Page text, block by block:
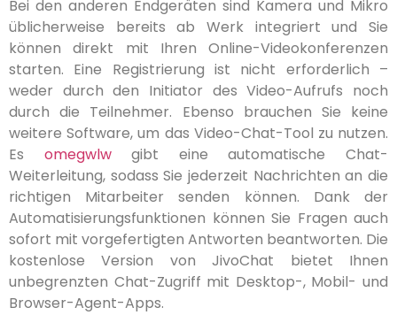
Bei den anderen Endgeräten sind Kamera und Mikro
üblicherweise bereits ab Werk integriert und Sie
können direkt mit Ihren Online-Videokonferenzen
starten. Eine Registrierung ist nicht erforderlich –
weder durch den Initiator des Video-Aufrufs noch
durch die Teilnehmer. Ebenso brauchen Sie keine
weitere Software, um das Video-Chat-Tool zu nutzen.
Es omegwlwgibt eine automatische Chat-
Weiterleitung, sodass Sie jederzeit Nachrichten an die
richtigen Mitarbeiter senden können. Dank der
Automatisierungsfunktionen können Sie Fragen auch
sofort mit vorgefertigten Antworten beantworten. Die
kostenlose Version von JivoChat bietet Ihnen
unbegrenzten Chat-Zugriff mit Desktop-, Mobil- und
Browser-Agent-Apps.